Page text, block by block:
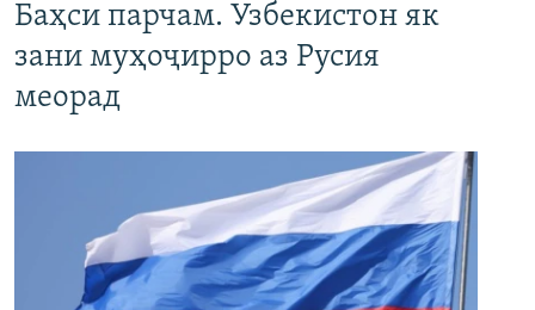
Баҳси парчам. Узбекистон як
зани муҳоҷирро аз Русия
меорад